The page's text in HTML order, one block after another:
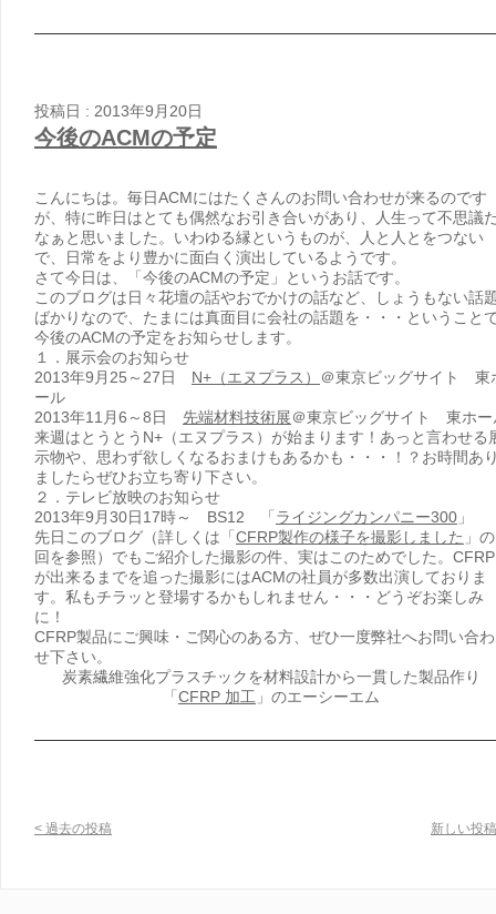
投稿日 : 2013年9月20日
今後のACMの予定
こんにちは。毎日ACMにはたくさんのお問い合わせが来るのです
が、特に昨日はとても偶然なお引き合いがあり、人生って不思議
なぁと思いました。いわゆる縁というものが、人と人とをつない
で、日常をより豊かに面白く演出しているようです。
さて今日は、「今後のACMの予定」というお話です。
このブログは日々花壇の話やおでかけの話など、しょうもない話
ばかりなので、たまには真面目に会社の話題を・・・ということ
今後のACMの予定をお知らせします。
１．展示会のお知らせ
2013年9月25～27日 N+（エヌプラス）
＠東京ビッグサイト 東
ール
2013年11月6～8日 先端材料技術展＠東京ビッグサイト 東ホー
来週はとうとうN+（エヌプラス）が始まります！あっと言わせる
示物や、思わず欲しくなるおまけもあるかも・・・！？お時間あ
ましたらぜひお立ち寄り下さい。
２．テレビ放映のお知らせ
2013年9月30日17時～ BS12 「ライジングカンパニー300 」
先日このブログ（詳しくは「CFRP製作の様子を撮影しました 」の
回を参照）でもご紹介した撮影の件、実はこのためでした。CFRP
が出来るまでを追った撮影にはACMの社員が多数出演しておりま
す。私もチラッと登場するかもしれません・・・どうぞお楽しみ
に！
CFRP製品にご興味・ご関心のある方、ぜひ一度弊社へお問い合わ
せ下さい。
炭素繊維強化プラスチックを材料設計から一貫した製品作り
「CFRP 加工 」のエーシーエム
< 過去の投稿 新しい投